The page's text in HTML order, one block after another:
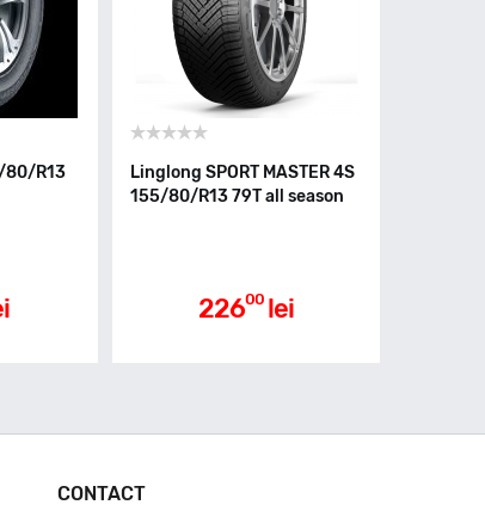
80/R13
Linglong SPORT MASTER 4S
155/80/R13 79T all season
22600 lei
CONTACT